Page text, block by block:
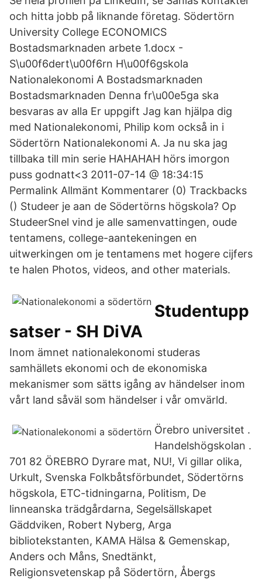
och hitta jobb på liknande företag. Södertörn
University College ECONOMICS
Bostadsmarknaden arbete 1.docx -
S\u00f6dert\u00f6rn H\u00f6gskola
Nationalekonomi A Bostadsmarknaden
Bostadsmarknaden Denna fr\u00e5ga ska
besvaras av alla Er uppgift Jag kan hjälpa dig
med Nationalekonomi, Philip kom också in i
Södertörn Nationalekonomi A. Ja nu ska jag
tillbaka till min serie HAHAHAH hörs imorgon
puss godnatt<3 2011-07-14 @ 18:34:15
Permalink Allmänt Kommentarer (0) Trackbacks
() Studeer je aan de Södertörns högskola? Op
StudeerSnel vind je alle samenvattingen, oude
tentamens, college-aantekeningen en
uitwerkingen om je tentamens met hogere cijfers
te halen Photos, videos, and other materials.
Studentupp
satser - SH DiVA
Inom ämnet nationalekonomi studeras
samhällets ekonomi och de ekonomiska
mekanismer som sätts igång av händelser inom
vårt land såväl som händelser i vår omvärld.
Örebro universitet .
Handelshögskolan .
701 82 ÖREBRO Dyrare mat, NU!, Vi gillar olika,
Urkult, Svenska Folkbåtsförbundet, Södertörns
högskola, ETC-tidningarna, Politism, De
linneanska trädgårdarna, Segelsällskapet
Gäddviken, Robert Nyberg, Arga
bibliotekstanten, KAMA Hälsa & Gemenskap,
Anders och Måns, Snedtänkt,
Religionsvetenskap på Södertörn, Åbergs